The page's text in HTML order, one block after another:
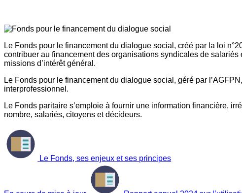
Le Fonds pour le financement du dialogue social, créé par la loi
contribuer au financement des organisations syndicales de
missions d’intérêt général.
Le Fonds pour le financement du dialogue social, géré par
interprofessionnel.
Le Fonds paritaire s’emploie à fournir une information financière,
nombre, salariés, citoyens et décideurs.
Le Fonds, ses enjeux et ses principes